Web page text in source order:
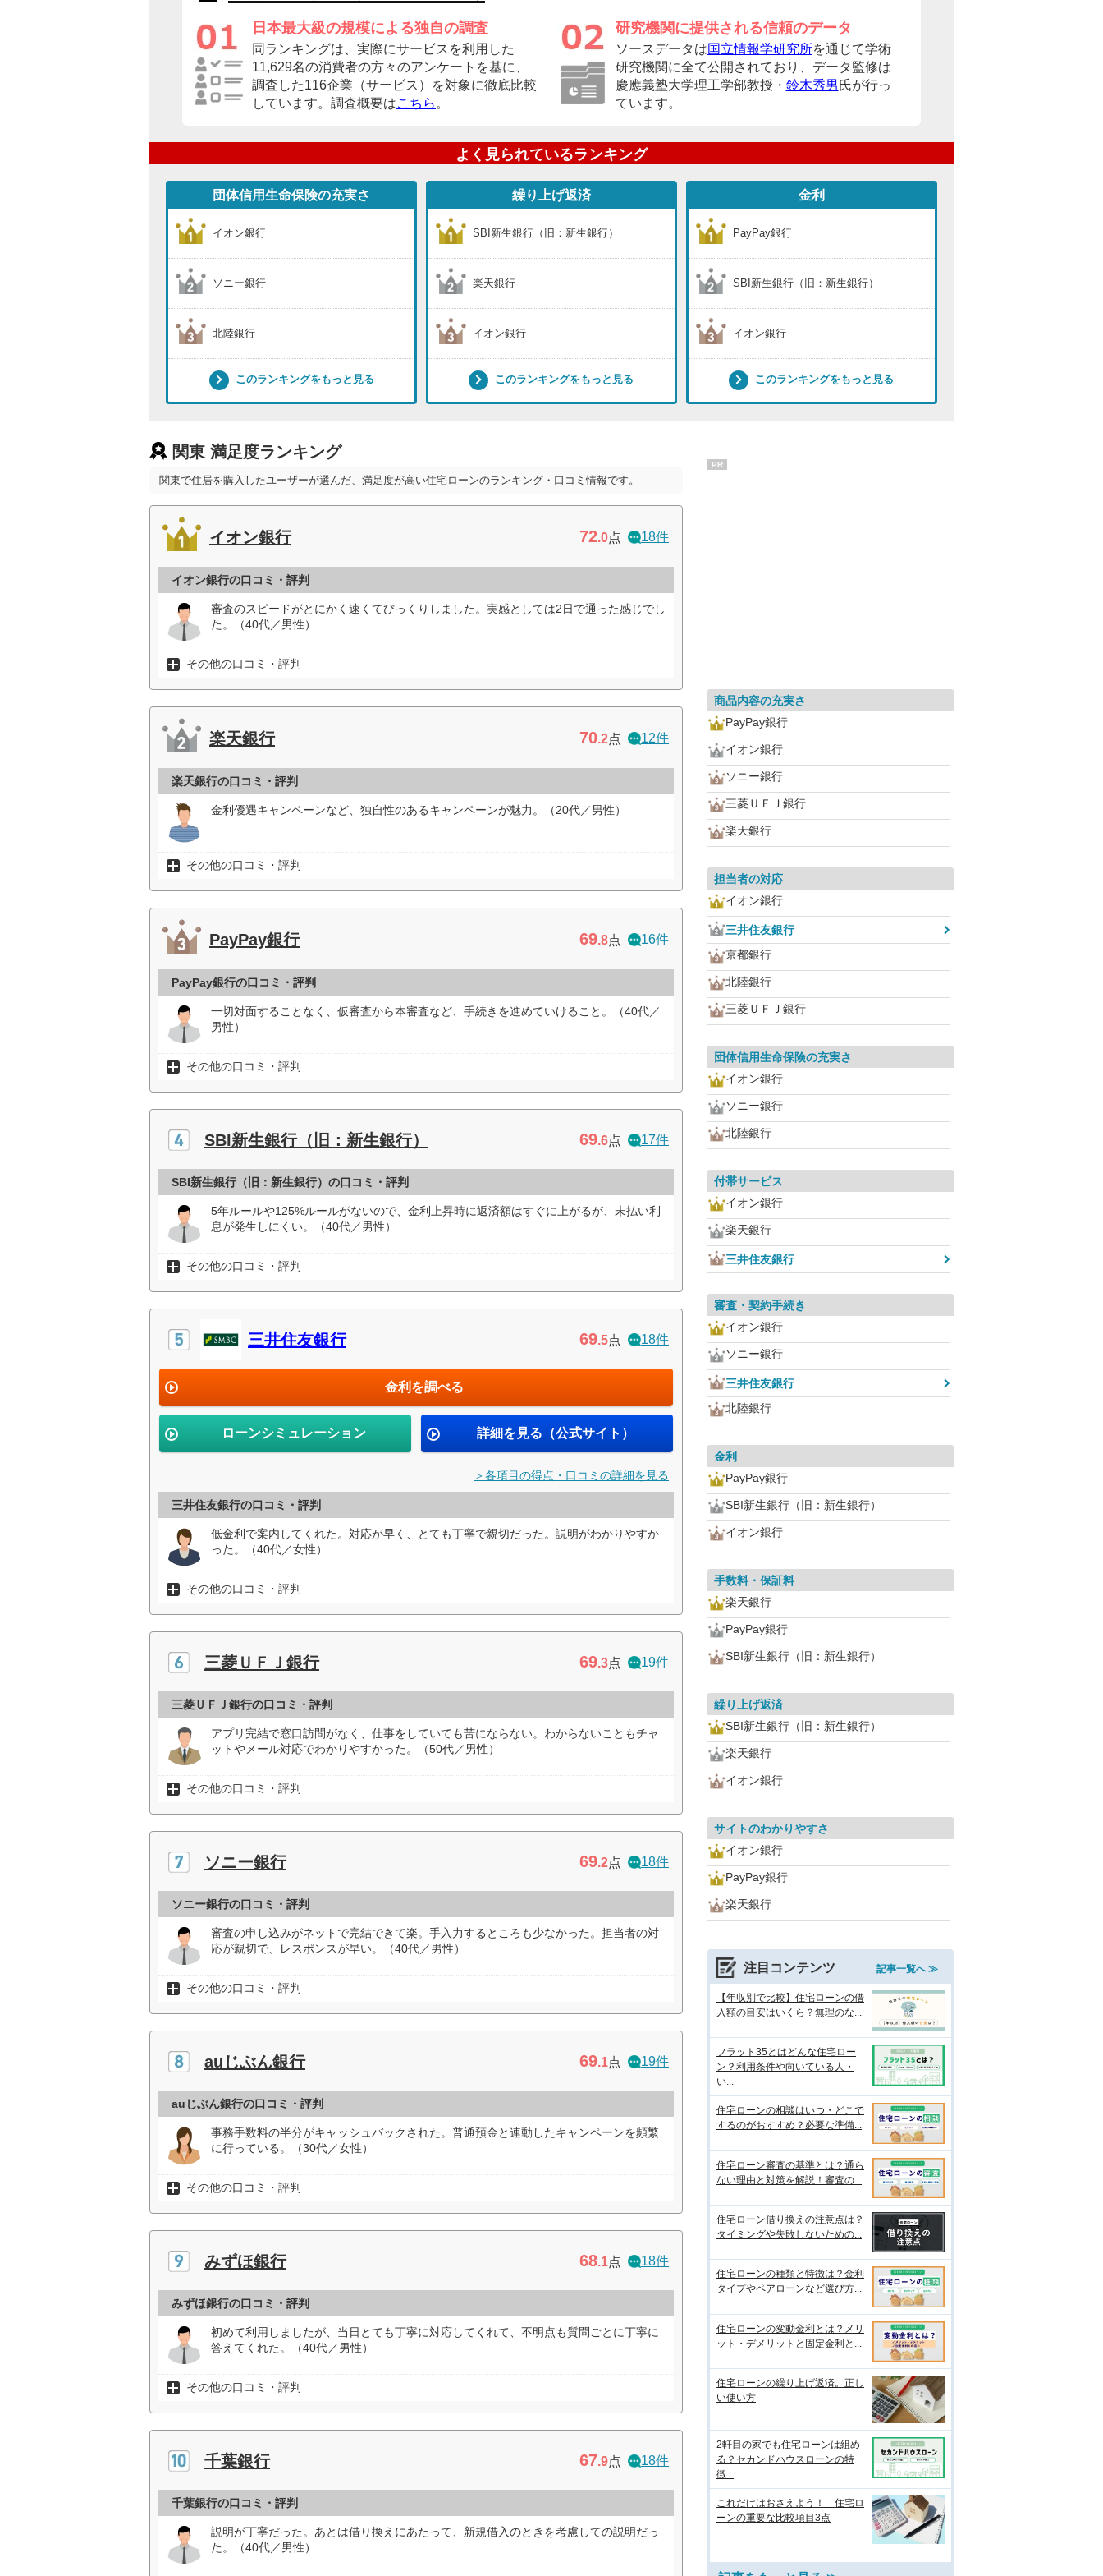
日本最大級の規模による独自の調査
同ランキングは、実際にサービスを利用した
11,629名の消費者の方々のアンケートを基に、
調査した116企業（サービス）を対象に徹底比較
しています。調査概要はこちら 。
研究機関に提供される信頼のデータ
ソースデータは国立情報学研究所を通じて学術
研究機関に全て公開されており、データ監修は
慶應義塾大学理工学部教授・ 鈴木秀男 氏が行っ
ています。
よく見られているランキング
団体信用生命保険の充実さ
イオン銀行
ソニー銀行
北陸銀行
このランキングをもっと見る
繰り上げ返済
SBI新生銀行（旧：新生銀行）
楽天銀行
イオン銀行
このランキングをもっと見る
金利
PayPay銀行
SBI新生銀行（旧：新生銀行）
イオン銀行
このランキングをもっと見る
関東 満足度ランキング
関東で住居を購入したユーザーが選んだ、満足度が高い住宅ローンのランキング・口コミ情報です。
イオン銀行 72.0点 18件
イオン銀行の口コミ・評判
審査のスピードがとにかく速くてびっくりしました。実感としては2日で通った感じでし
た。（40代／男性）
その他の口コミ・評判
楽天銀行 70.2点 12件
楽天銀行の口コミ・評判
金利優遇キャンペーンなど、独自性のあるキャンペーンが魅力。（20代／男性）
その他の口コミ・評判
PayPay銀行 69.8点 16件
PayPay銀行の口コミ・評判
一切対面することなく、仮審査から本審査など、手続きを進めていけること。（40代／
男性）
その他の口コミ・評判
SBI新生銀行（旧：新生銀行） 69.6点 17件
SBI新生銀行（旧：新生銀行）の口コミ・評判
5年ルールや125%ルールがないので、金利上昇時に返済額はすぐに上がるが、未払い利
息が発生しにくい。（40代／男性）
その他の口コミ・評判
三井住友銀行 69.5点 18件
金利を調べる
ローンシミュレーション 詳細を見る（公式サイト）
＞各項目の得点・口コミの詳細を見る
三井住友銀行の口コミ・評判
低金利で案内してくれた。対応が早く、とても丁寧で親切だった。説明がわかりやすか
った。（40代／女性）
その他の口コミ・評判
三菱ＵＦＪ銀行 69.3点 19件
三菱ＵＦＪ銀行の口コミ・評判
アプリ完結で窓口訪問がなく、仕事をしていても苦にならない。わからないこともチャ
ットやメール対応でわかりやすかった。（50代／男性）
その他の口コミ・評判
ソニー銀行 69.2点 18件
ソニー銀行の口コミ・評判
審査の申し込みがネットで完結できて楽。手入力するところも少なかった。担当者の対
応が親切で、レスポンスが早い。（40代／男性）
その他の口コミ・評判
auじぶん銀行 69.1点 19件
auじぶん銀行の口コミ・評判
事務手数料の半分がキャッシュバックされた。普通預金と連動したキャンペーンを頻繁
に行っている。（30代／女性）
その他の口コミ・評判
みずほ銀行 68.1点 18件
みずほ銀行の口コミ・評判
初めて利用しましたが、当日とても丁寧に対応してくれて、不明点も質問ごとに丁寧に
答えてくれた。（40代／男性）
その他の口コミ・評判
千葉銀行 67.9点 18件
千葉銀行の口コミ・評判
説明が丁寧だった。あとは借り換えにあたって、新規借入のときを考慮しての説明だっ
た。（40代／男性）
PR
商品内容の充実さ
PayPay銀行
イオン銀行
ソニー銀行
三菱ＵＦＪ銀行
楽天銀行
担当者の対応
イオン銀行
三井住友銀行
京都銀行
北陸銀行
三菱ＵＦＪ銀行
団体信用生命保険の充実さ
イオン銀行
ソニー銀行
北陸銀行
付帯サービス
イオン銀行
楽天銀行
三井住友銀行
審査・契約手続き
イオン銀行
ソニー銀行
三井住友銀行
北陸銀行
金利
PayPay銀行
SBI新生銀行（旧：新生銀行）
イオン銀行
手数料・保証料
楽天銀行
PayPay銀行
SBI新生銀行（旧：新生銀行）
繰り上げ返済
SBI新生銀行（旧：新生銀行）
楽天銀行
イオン銀行
サイトのわかりやすさ
イオン銀行
PayPay銀行
楽天銀行
注目コンテンツ 記事一覧へ ≫
【年収別で比較】住宅ローンの借
入額の目安はいくら？無理のな...
フラット35とはどんな住宅ロー
ン？利用条件や向いている人・
い...
住宅ローンの相談はいつ・どこで
するのがおすすめ？必要な準備...
住宅ローン審査の基準とは？通ら
ない理由と対策を解説！審査の...
住宅ローン借り換えの注意点は？
タイミングや失敗しないための...
住宅ローンの種類と特徴は？金利
タイプやペアローンなど選び方...
住宅ローンの変動金利とは？メリ
ット・デメリットと固定金利と...
住宅ローンの繰り上げ返済。正し
い使い方
2軒目の家でも住宅ローンは組め
る？セカンドハウスローンの特
徴...
これだけはおさえよう！ 住宅ロ
ーンの重要な比較項目3点